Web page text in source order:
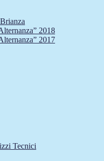
2018
2017
Tecnici